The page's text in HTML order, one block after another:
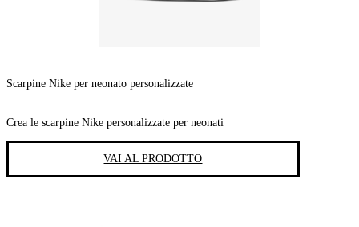
Scarpine Nike per neonato personalizzate
Crea le scarpine Nike personalizzate per neonati
VAI AL PRODOTTO